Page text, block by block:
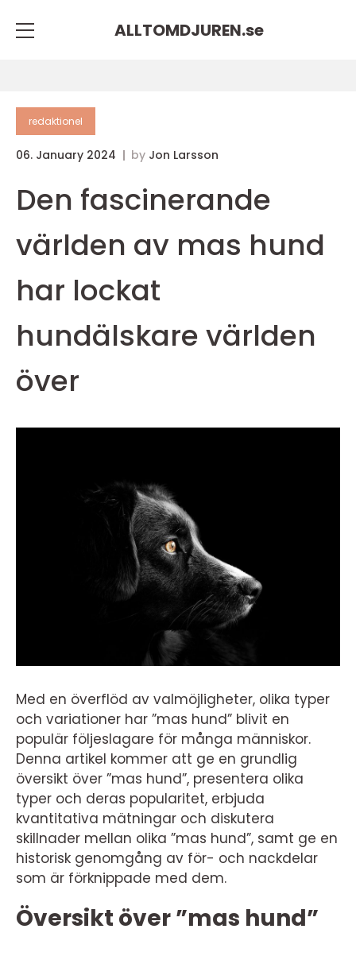
ALLTOMDJUREN.se
redaktionel
06. January 2024 by Jon Larsson
Den fascinerande
världen av mas hund
har lockat
hundälskare världen
över
Med en överflöd av valmöjligheter, olika typer
och variationer har ”mas hund” blivit en
populär följeslagare för många människor.
Denna artikel kommer att ge en grundlig
översikt över ”mas hund”, presentera olika
typer och deras popularitet, erbjuda
kvantitativa mätningar och diskutera
skillnader mellan olika ”mas hund”, samt ge en
historisk genomgång av för- och nackdelar
som är förknippade med dem.
Översikt över ”mas hund”